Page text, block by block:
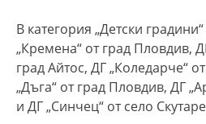
В категория „Детски
„Кремена“ от град Пловдив,
град Айтос, ДГ „Коледарче“
„Дъга“ от град Пловдив, ДГ
и ДГ „Синчец“ от село